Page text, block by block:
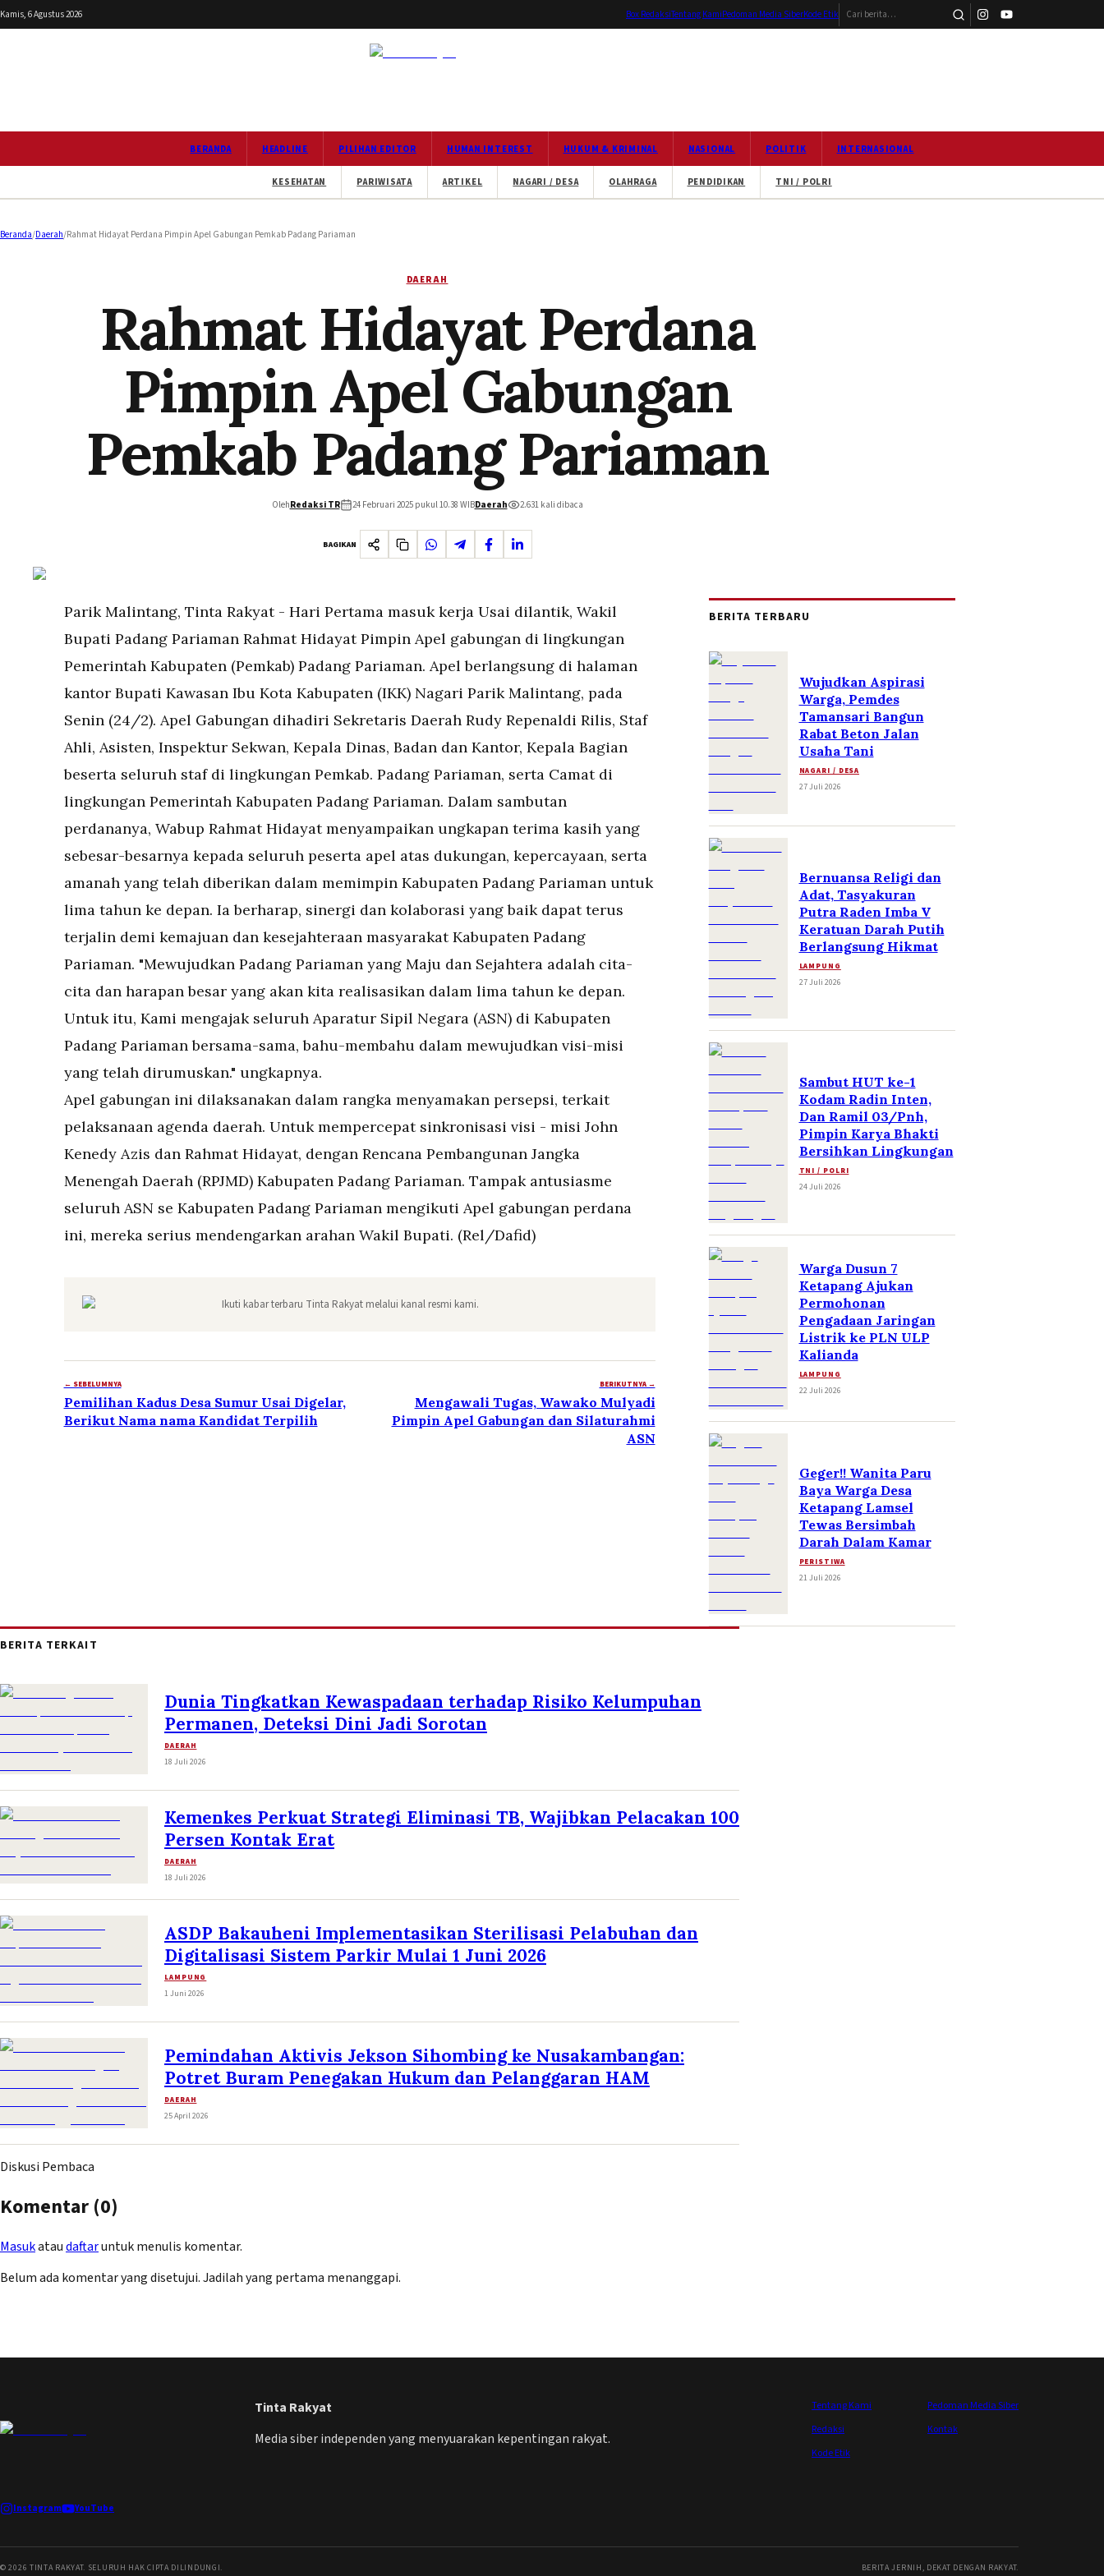
Kamis, 6 Agustus 2026 Box RedaksiTentang KamiPedoman Media SiberKode Etik Cari berita
BERANDA HEADLINE PILIHAN EDITOR HUMAN INTEREST HUKUM & KRIMINAL NASIONAL POLITIK INTERNASIONAL
KESEHATAN PARIWISATA ARTIKEL NAGARI / DESA OLAHRAGA PENDIDIKAN TNI / POLRI
Beranda/Daerah/Rahmat Hidayat Perdana Pimpin Apel Gabungan Pemkab Padang Pariaman
DAERAH
Rahmat Hidayat Perdana
Pimpin Apel Gabungan
Pemkab Padang Pariaman
OlehRedaksi TR 24 Februari 2025 pukul 10.38 WIBDaerah 2.631kali dibaca
BAGIKAN
Parik Malintang, Tinta Rakyat - Hari Pertama masuk kerja Usai dilantik, Wakil
Bupati Padang Pariaman Rahmat Hidayat Pimpin Apel gabungan di lingkungan
Pemerintah Kabupaten (Pemkab) Padang Pariaman. Apel berlangsung di halaman
kantor Bupati Kawasan Ibu Kota Kabupaten (IKK) Nagari Parik Malintang, pada
Senin (24/2). Apel Gabungan dihadiri Sekretaris Daerah Rudy Repenaldi Rilis, Staf
Ahli, Asisten, Inspektur Sekwan, Kepala Dinas, Badan dan Kantor, Kepala Bagian
beserta seluruh staf di lingkungan Pemkab. Padang Pariaman, serta Camat di
lingkungan Pemerintah Kabupaten Padang Pariaman. Dalam sambutan
perdananya, Wabup Rahmat Hidayat menyampaikan ungkapan terima kasih yang
sebesar-besarnya kepada seluruh peserta apel atas dukungan, kepercayaan, serta
amanah yang telah diberikan dalam memimpin Kabupaten Padang Pariaman untuk
lima tahun ke depan. Ia berharap, sinergi dan kolaborasi yang baik dapat terus
terjalin demi kemajuan dan kesejahteraan masyarakat Kabupaten Padang
Pariaman. "Mewujudkan Padang Pariaman yang Maju dan Sejahtera adalah cita-
cita dan harapan besar yang akan kita realisasikan dalam lima tahun ke depan.
Untuk itu, Kami mengajak seluruh Aparatur Sipil Negara (ASN) di Kabupaten
Padang Pariaman bersama-sama, bahu-membahu dalam mewujudkan visi-misi
yang telah dirumuskan." ungkapnya.
Apel gabungan ini dilaksanakan dalam rangka menyamakan persepsi, terkait
pelaksanaan agenda daerah. Untuk mempercepat sinkronisasi visi - misi John
Kenedy Azis dan Rahmat Hidayat, dengan Rencana Pembangunan Jangka
Menengah Daerah (RPJMD) Kabupaten Padang Pariaman. Tampak antusiasme
seluruh ASN se Kabupaten Padang Pariaman mengikuti Apel gabungan perdana
ini, mereka serius mendengarkan arahan Wakil Bupati. (Rel/Dafid)
Ikuti kabar terbaru Tinta Rakyat melalui kanal resmi kami.
← SEBELUMNYA
Pemilihan Kadus Desa Sumur Usai Digelar,
Berikut Nama nama Kandidat Terpilih
BERIKUTNYA →
Mengawali Tugas, Wawako Mulyadi
Pimpin Apel Gabungan dan Silaturahmi
ASN
BERITA TERBARU
Wujudkan Aspirasi
Warga, Pemdes
Tamansari Bangun
Rabat Beton Jalan
Usaha Tani
NAGARI / DESA
27 Juli 2026
Bernuansa Religi dan
Adat, Tasyakuran
Putra Raden Imba V
Keratuan Darah Putih
Berlangsung Hikmat
LAMPUNG
27 Juli 2026
Sambut HUT ke-1
Kodam Radin Inten,
Dan Ramil 03/Pnh,
Pimpin Karya Bhakti
Bersihkan Lingkungan
TNI / POLRI
24 Juli 2026
Warga Dusun 7
Ketapang Ajukan
Permohonan
Pengadaan Jaringan
Listrik ke PLN ULP
Kalianda
LAMPUNG
22 Juli 2026
Geger!! Wanita Paru
Baya Warga Desa
Ketapang Lamsel
Tewas Bersimbah
Darah Dalam Kamar
PERISTIWA
21 Juli 2026
BERITA TERKAIT
Dunia Tingkatkan Kewaspadaan terhadap Risiko Kelumpuhan
Permanen, Deteksi Dini Jadi Sorotan
DAERAH
18 Juli 2026
Kemenkes Perkuat Strategi Eliminasi TB, Wajibkan Pelacakan 100
Persen Kontak Erat
DAERAH
18 Juli 2026
ASDP Bakauheni Implementasikan Sterilisasi Pelabuhan dan
Digitalisasi Sistem Parkir Mulai 1 Juni 2026
LAMPUNG
1 Juni 2026
Pemindahan Aktivis Jekson Sihombing ke Nusakambangan:
Potret Buram Penegakan Hukum dan Pelanggaran HAM
DAERAH
25 April 2026
Diskusi Pembaca
Komentar (0)
Masukataudaftaruntuk menulis komentar.
Belum ada komentar yang disetujui. Jadilah yang pertama menanggapi.
Tinta Rakyat
Media siber independen yang menyuarakan kepentingan rakyat.
Tentang Kami
Pedoman Media Siber
Redaksi
Kontak
Kode Etik
Instagram YouTube
©2026 TINTA RAKYAT. SELURUH HAK CIPTA DILINDUNGI. BERITA JERNIH, DEKAT DENGAN RAKYAT.